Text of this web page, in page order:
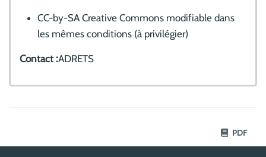
CC-by-SA Creative Commons modifiable dans
les mêmes conditions (à privilégier)
Contact :ADRETS
PDF